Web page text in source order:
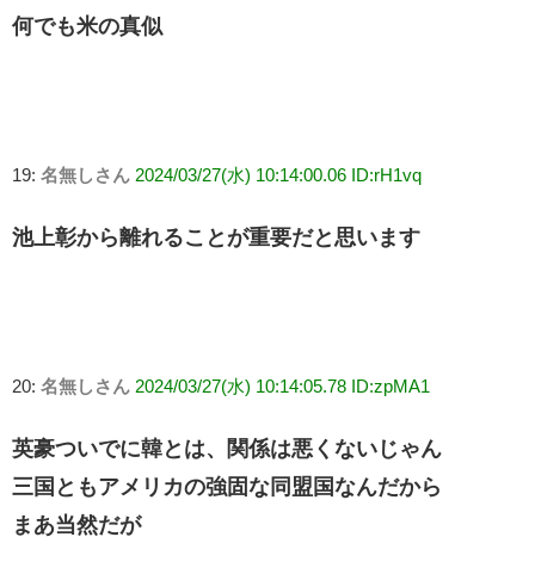
何でも米の真似
19: 名無しさん 2024/03/27(水) 10:14:00.06 ID:rH1vq
池上彰から離れることが重要だと思います
20: 名無しさん 2024/03/27(水) 10:14:05.78 ID:zpMA1
英豪ついでに韓とは、関係は悪くないじゃん
三国ともアメリカの強固な同盟国なんだから
まあ当然だが